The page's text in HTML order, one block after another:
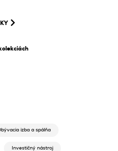
izba a spálňa
Investičný nástroj